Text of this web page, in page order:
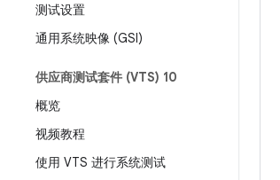
测试设置
通用系统映像 (GSI)
供应商测试套件 (VTS) 10
概览
视频教程
使用 VTS 进行系统测试